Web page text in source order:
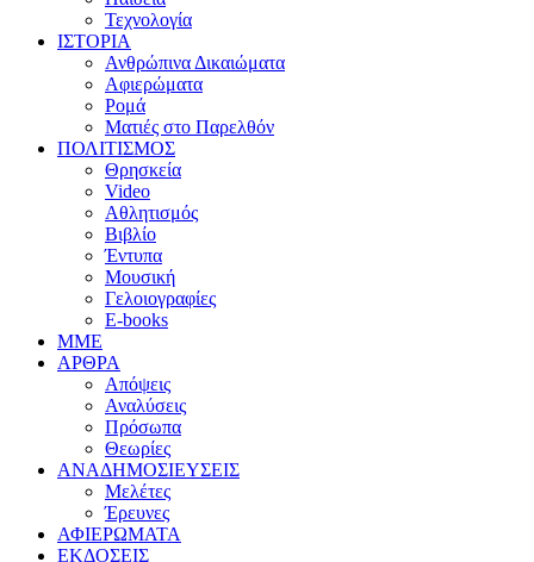
Τεχνολογία
ΙΣΤΟΡΙΑ
Ανθρώπινα Δικαιώματα
Αφιερώματα
Ρομά
Ματιές στο Παρελθόν
ΠΟΛΙΤΙΣΜΟΣ
Θρησκεία
Video
Αθλητισμός
Βιβλίο
Έντυπα
Μουσική
Γελοιογραφίες
E-books
MME
ΑΡΘΡΑ
Απόψεις
Αναλύσεις
Πρόσωπα
Θεωρίες
ΑΝΑΔΗΜΟΣΙΕΥΣΕΙΣ
Μελέτες
Έρευνες
ΑΦΙΕΡΩΜΑΤΑ
ΕΚΔΟΣΕΙΣ